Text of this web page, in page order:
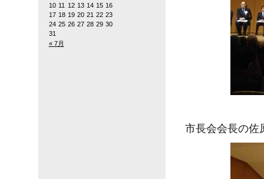
市長会会長の佐
« 7月
10 11 12 13 14 15 16
17 18 19 20 21 22 23
24 25 26 27 28 29 30
31